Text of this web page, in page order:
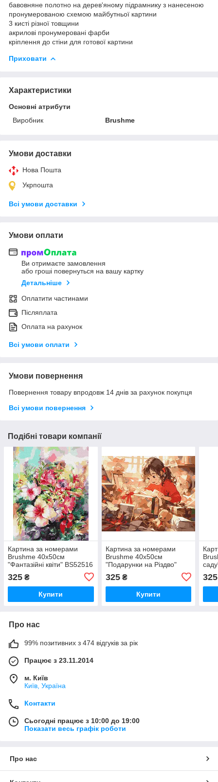
бавовняне полотно на дерев'яному підрамнику з нанесеною
пронумерованою схемою майбутньої картини
3 кисті різної товщини
акрилові пронумеровані фарби
кріплення до стіни для готової картини
Приховати
Характеристики
Основні атрибути
Виробник
Brushme
Умови доставки
Нова Пошта
Укрпошта
Всі умови доставки
Умови оплати
Ви отримаєте замовлення
або гроші повернуться на вашу картку
Детальніше
Оплатити частинами
Післяплата
Оплата на рахунок
Всі умови оплати
Умови повернення
Повернення товару впродовж 14 днів за рахунок покупця
Всі умови повернення
Подібні товари компанії
Картина за номерами
Brushme 40x50см
"Фантазійні квіти" BS52516
325 ₴
Купити
Картина за номерами
Brushme 40x50см
"Подарунки на Різдво"
325₴
Купити
325
Про нас
99% позитивних з 474 відгуків за рік
Працює з 23.11.2014
м. Київ
Київ, Україна
Контакти
Сьогодні працює з 10:00 до 19:00
Показати весь графік роботи
Про нас